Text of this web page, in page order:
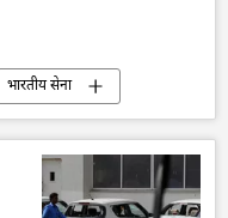
भारतीय सेना